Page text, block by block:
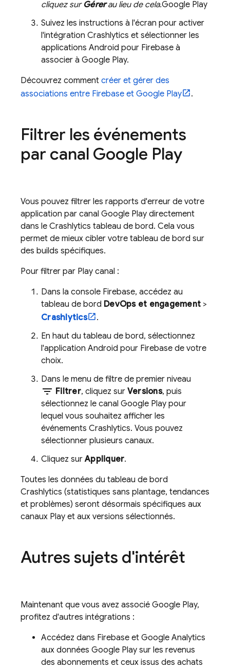
cliquez sur Gérerau lieu de cela.Google Play
Suivez les instructions à l'écran pour activer
l'intégration Crashlytics et sélectionner les
applications Android pour Firebase à
associer à Google Play.
Découvrez comment créer et gérer des
associations entre Firebase et Google Play .
Filtrer les événements
par canal Google Play
Vous pouvez filtrer les rapports d'erreur de votre
application par canal Google Play directement
dans le Crashlytics tableau de bord. Cela vous
permet de mieux cibler votre tableau de bord sur
des builds spécifiques.
Pour filtrer par Play canal :
Dans la console Firebase, accédez au
tableau de bord DevOps et engagement >
Crashlytics
.
En haut du tableau de bord, sélectionnez
l'application Android pour Firebase de votre
choix.
Dans le menu de filtre de premier niveau
filter_list Filtrer, cliquez sur Versions, puis
sélectionnez le canal Google Play pour
lequel vous souhaitez afficher les
événements Crashlytics. Vous pouvez
sélectionner plusieurs canaux.
Cliquez surAppliquer.
Toutes les données du tableau de bord
Crashlytics (statistiques sans plantage, tendances
et problèmes) seront désormais spécifiques aux
canaux Play et aux versions sélectionnés.
Autres sujets d'intérêt
Maintenant que vous avez associé Google Play,
profitez d'autres intégrations :
Accédez dans Firebase et Google Analytics
aux données Google Play sur les revenus
des abonnements et ceux issus des achats